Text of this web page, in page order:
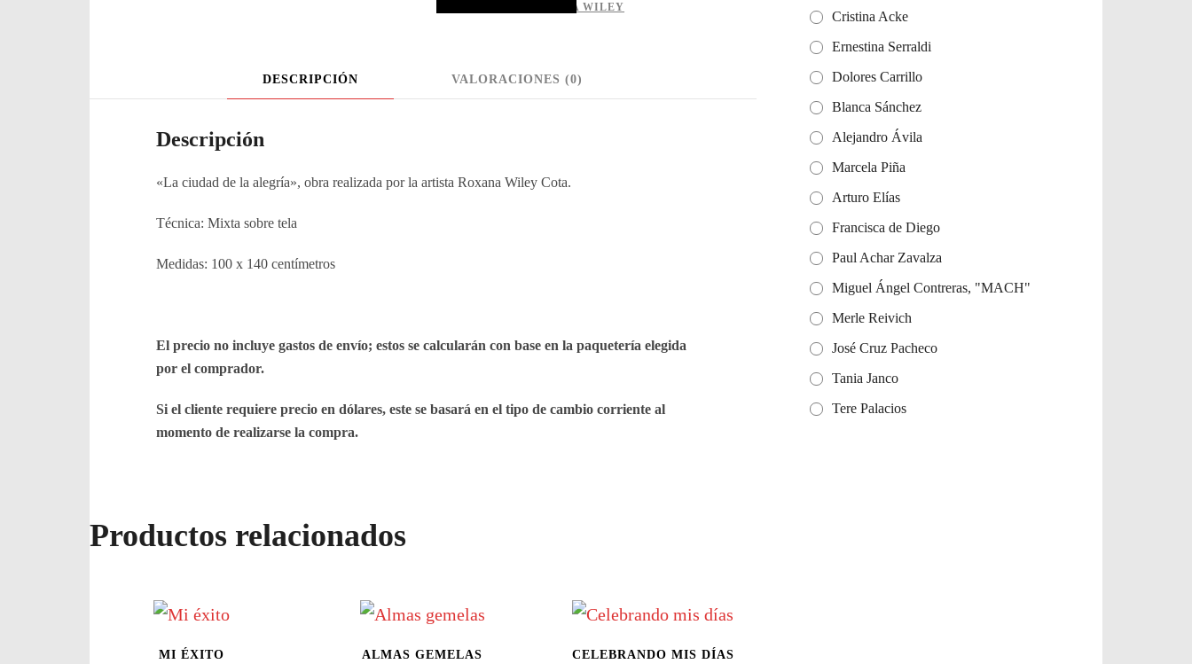
cantidad
ROXANA WILEY
DESCRIPCIÓN VALORACIONES (0)
Descripción
«La ciudad de la alegría», obra realizada por la artista Roxana Wiley Cota.
Técnica: Mixta sobre tela
Medidas: 100 x 140 centímetros
El precio no incluye gastos de envío; estos se calcularán con base en la paquetería elegida
por el comprador.
Si el cliente requiere precio en dólares, este se basará en el tipo de cambio corriente al
momento de realizarse la compra.
Productos relacionados
MI ÉXITO ALMAS GEMELAS CELEBRANDO MIS DÍAS
Cristina Acke
Ernestina Serraldi
Dolores Carrillo
Blanca Sánchez
Alejandro Ávila
Marcela Piña
Arturo Elías
Francisca de Diego
Paul Achar Zavalza
Miguel Ángel Contreras, "MACH"
Merle Reivich
José Cruz Pacheco
Tania Janco
Tere Palacios